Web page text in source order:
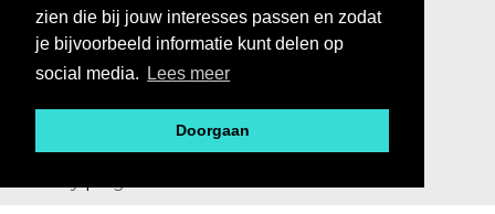
zien die bij jouw interesses passen en zodat
je bijvoorbeeld informatie kunt delen op
social media.
Lees meer
Doorgaan
9801 BX Zuidhorn
0594 769 010
@ 2023 - BOS MEN&WOMEN